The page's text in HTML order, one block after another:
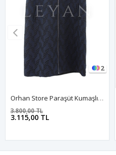
2
Orhan Store Paraşüt Kumaşlı Yelek- LYN04183 Lacivert
3.115,00 TL
3.800,00 TL